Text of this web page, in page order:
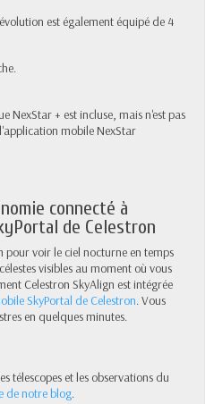
est également équipé de 4
NexStar + est incluse, mais n'est pas
mobile NexStar
connecté à
de Celestron
voir le ciel nocturne en temps
visibles au moment où vous
Celestron SkyAlign est intégrée
SkyPortal de Celestron. Vous
en quelques minutes.
télescopes et les observations du
de notre blog.